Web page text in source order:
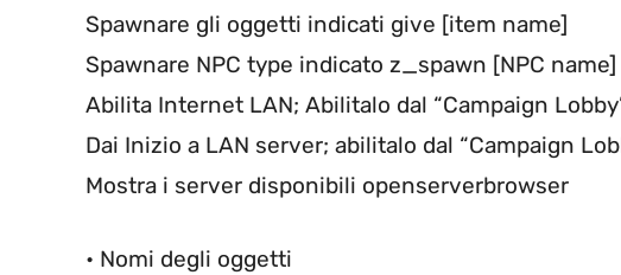
Spawnare gli oggetti indicati give [item name]
Spawnare NPC type indicato z_spawn [NPC name]
Abilita Internet LAN; Abilitalo dal “Campaign
Dai Inizio a LAN server; abilitalo dal “Campaign
Mostra i server disponibili openserverbrowser
• Nomi degli oggetti